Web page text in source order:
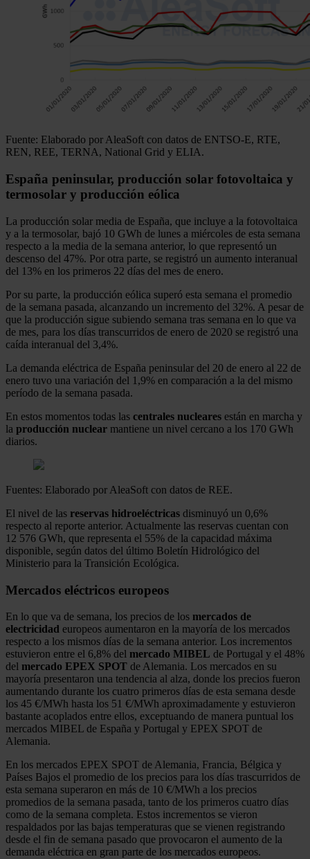
Fuente: Elaborado por AleaSoft con datos de ENTSO-E, RTE,
REN, REE, TERNA, National Grid y ELIA.
España peninsular, producción solar fotovoltaica y
termosolar y producción eólica
La producción solar media de España, que incluye a la fotovoltaica
y a la termosolar, bajó 10 GWh de lunes a miércoles de esta semana
respecto a la media de la semana anterior, lo que representó un
descenso del 47%. Por otra parte, se registró un aumento interanual
del 13% en los primeros 22 días del mes de enero.
Por su parte, la producción eólica superó esta semana el promedio
de la semana pasada, alcanzando un incremento del 32%. A pesar de
que la producción sigue subiendo semana tras semana en lo que va
de mes, para los días transcurridos de enero de 2020 se registró una
caída interanual del 3,4%.
La demanda eléctrica de España peninsular del 20 de enero al 22 de
enero tuvo una variación del 1,9% en comparación a la del mismo
período de la semana pasada.
En estos momentos todas las centrales nucleares están en marcha y
la producción nuclear mantiene un nivel cercano a los 170 GWh
diarios.
Fuentes: Elaborado por AleaSoft con datos de REE.
El nivel de las reservas hidroeléctricas disminuyó un 0,6%
respecto al reporte anterior. Actualmente las reservas cuentan con
12 576 GWh, que representa el 55% de la capacidad máxima
disponible, según datos del último Boletín Hidrológico del
Ministerio para la Transición Ecológica.
Mercados eléctricos europeos
En lo que va de semana, los precios de los mercados de
electricidad europeos aumentaron en la mayoría de los mercados
respecto a los mismos días de la semana anterior. Los incrementos
estuvieron entre el 6,8% del mercado MIBEL de Portugal y el 48%
del mercado EPEX SPOT de Alemania. Los mercados en su
mayoría presentaron una tendencia al alza, donde los precios fueron
aumentando durante los cuatro primeros días de esta semana desde
los 45 €/MWh hasta los 51 €/MWh aproximadamente y estuvieron
bastante acoplados entre ellos, exceptuando de manera puntual los
mercados MIBEL de España y Portugal y EPEX SPOT de
Alemania.
En los mercados EPEX SPOT de Alemania, Francia, Bélgica y
Países Bajos el promedio de los precios para los días trascurridos de
esta semana superaron en más de 10 €/MWh a los precios
promedios de la semana pasada, tanto de los primeros cuatro días
como de la semana completa. Estos incrementos se vieron
respaldados por las bajas temperaturas que se vienen registrando
desde el fin de semana pasado que provocaron el aumento de la
demanda eléctrica en gran parte de los mercados europeos.